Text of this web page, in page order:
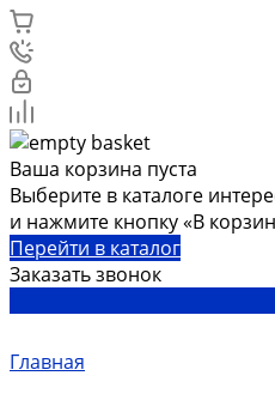
Ваша корзина пуста
Выберите в каталоге
и нажмите кнопку «В
Перейти в каталог
Заказать звонок
Главная